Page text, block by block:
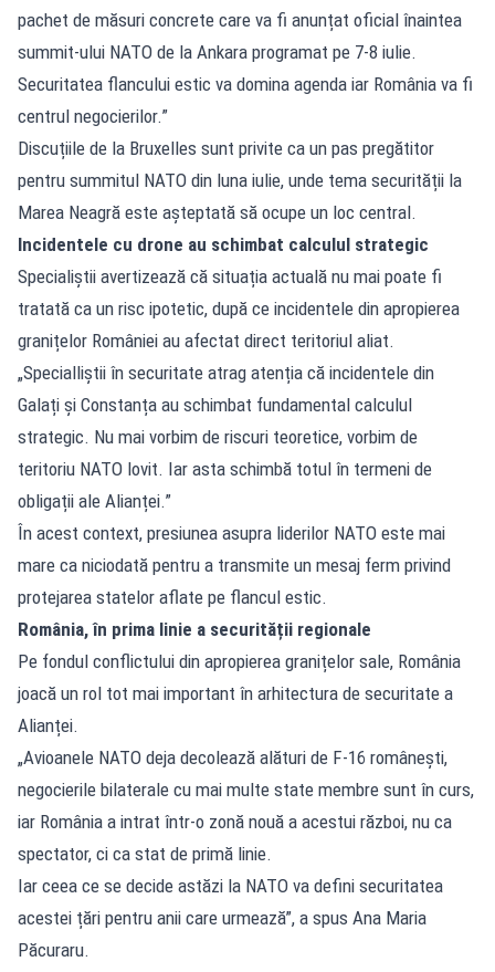
pachet de măsuri concrete care va fi anunțat oficial înaintea
summit-ului NATO de la Ankara programat pe 7-8 iulie.
Securitatea flancului estic va domina agenda iar România va fi
centrul negocierilor.”
Discuțiile de la Bruxelles sunt privite ca un pas pregătitor
pentru summitul NATO din luna iulie, unde tema securității la
Marea Neagră este așteptată să ocupe un loc central.
Incidentele cu drone au schimbat calculul strategic
Specialiștii avertizează că situația actuală nu mai poate fi
tratată ca un risc ipotetic, după ce incidentele din apropierea
granițelor României au afectat direct teritoriul aliat.
„Specialliștii în securitate atrag atenția că incidentele din
Galați și Constanța au schimbat fundamental calculul
strategic. Nu mai vorbim de riscuri teoretice, vorbim de
teritoriu NATO lovit. Iar asta schimbă totul în termeni de
obligații ale Alianței.”
În acest context, presiunea asupra liderilor NATO este mai
mare ca niciodată pentru a transmite un mesaj ferm privind
protejarea statelor aflate pe flancul estic.
România, în prima linie a securității regionale
Pe fondul conflictului din apropierea granițelor sale, România
joacă un rol tot mai important în arhitectura de securitate a
Alianței.
„Avioanele NATO deja decolează alături de F-16 românești,
negocierile bilaterale cu mai multe state membre sunt în curs,
iar România a intrat într-o zonă nouă a acestui război, nu ca
spectator, ci ca stat de primă linie.
Iar ceea ce se decide astăzi la NATO va defini securitatea
acestei țări pentru anii care urmează”, a spus Ana Maria
Păcuraru.